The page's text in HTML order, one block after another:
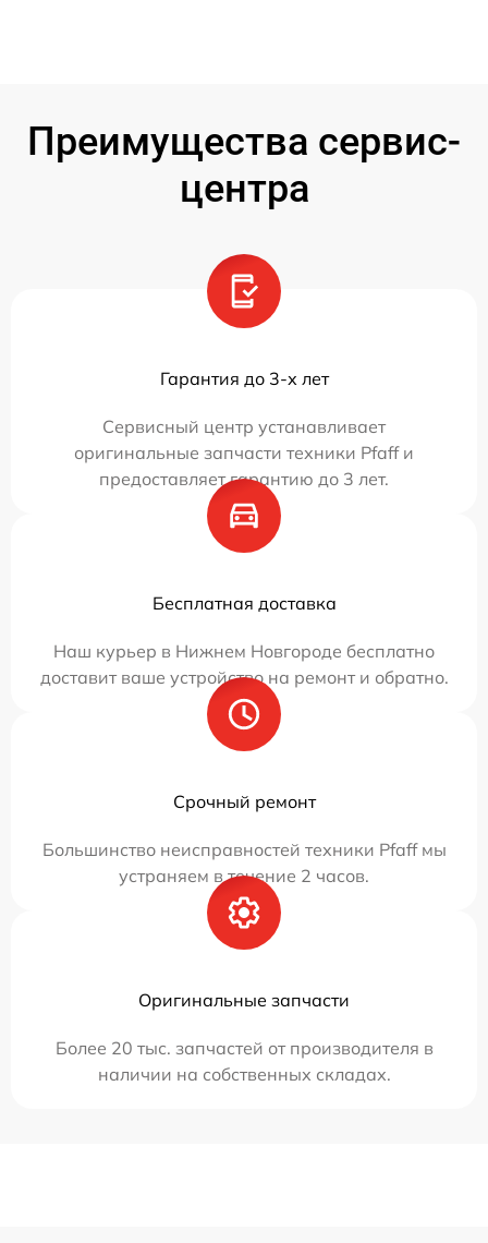
Преимущества сервис-
центра
Гарантия до 3-х лет
Сервисный центр устанавливает
оригинальные запчасти техники Pfaff и
предоставляет гарантию до 3 лет.
Бесплатная доставка
Наш курьер в Нижнем Новгороде бесплатно
доставит ваше устройство на ремонт и обратно.
Срочный ремонт
Большинство неисправностей техники Pfaff мы
устраняем в течение 2 часов.
Оригинальные запчасти
Более 20 тыс. запчастей от производителя в
наличии на собственных складах.